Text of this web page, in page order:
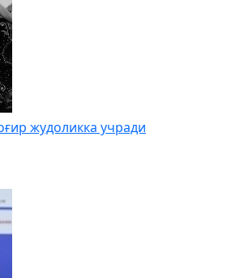
жудоликка учради